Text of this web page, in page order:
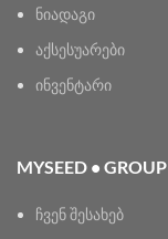
ნიადაგი
აქსესუარები
ინვენტარი
MYSEED • GROUP
ჩვენ შესახებ